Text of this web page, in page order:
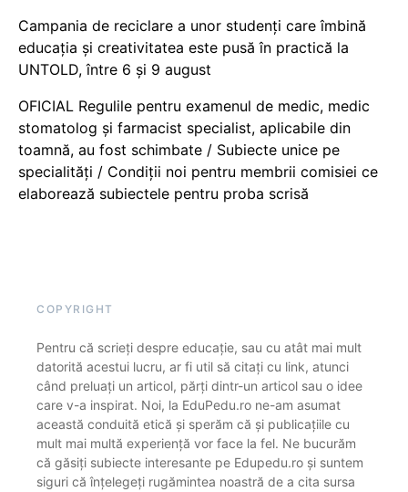
Campania de reciclare a unor studenți care îmbină
educația și creativitatea este pusă în practică la
UNTOLD, între 6 și 9 august
OFICIAL Regulile pentru examenul de medic, medic
stomatolog și farmacist specialist, aplicabile din
toamnă, au fost schimbate / Subiecte unice pe
specialități / Condiții noi pentru membrii comisiei ce
elaborează subiectele pentru proba scrisă
COPYRIGHT
Pentru că scrieți despre educație, sau cu atât mai mult
datorită acestui lucru, ar fi util să citați cu link, atunci
când preluați un articol, părți dintr-un articol sau o idee
care v-a inspirat. Noi, la EduPedu.ro ne-am asumat
această conduită etică și sperăm că și publicațiile cu
mult mai multă experiență vor face la fel. Ne bucurăm
că găsiți subiecte interesante pe Edupedu.ro și suntem
siguri că înțelegeți rugămintea noastră de a cita sursa